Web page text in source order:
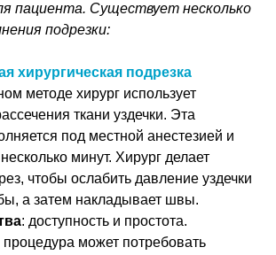
пациента. Существует несколько
подрезки:
хирургическая подрезка
методе хирург использует
ткани уздечки. Эта
под местной анестезией и
минут. Хирург делает
чтобы ослабить давление уздечки
а затем накладывает швы.
: доступность и простота.
процедура может потребовать